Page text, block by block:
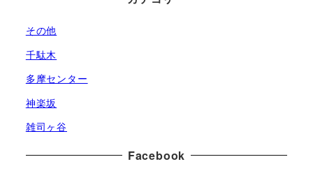
イ
ブ
その他
千駄木
多摩センター
神楽坂
雑司ヶ谷
Facebook